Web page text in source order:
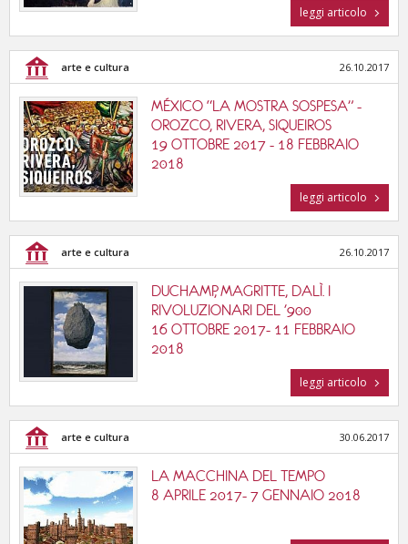
leggi articolo
arte e cultura 26.10.2017
MÉXICO “LA MOSTRA SOSPESA” -
OROZCO, RIVERA, SIQUEIROS
19 OTTOBRE 2017 - 18 FEBBRAIO
2018
leggi articolo
arte e cultura 26.10.2017
DUCHAMP, MAGRITTE, DALÌ. I
RIVOLUZIONARI DEL '900
16 OTTOBRE 2017- 11 FEBBRAIO
2018
leggi articolo
arte e cultura 30.06.2017
LA MACCHINA DEL TEMPO
8 APRILE 2017- 7 GENNAIO 2018